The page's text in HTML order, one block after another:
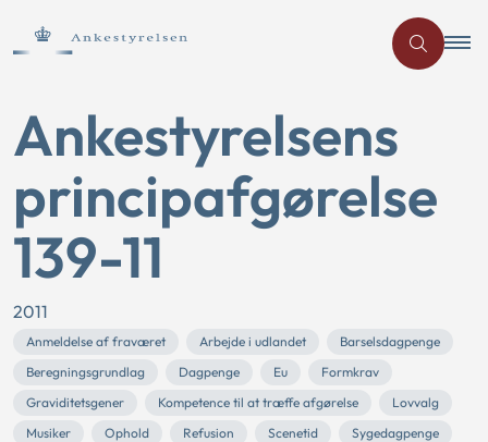
Ankestyrelsens
principafgørelse
139-11
2011
Anmeldelse af fraværet Arbejde i udlandet
Barselsdagpenge
Beregningsgrundlag
Dagpenge Eu
Formkrav
Graviditetsgener
Kompetence til at træffe afgørelse
Lovvalg
Musiker
Ophold Refusion Scenetid
Sygedagpenge